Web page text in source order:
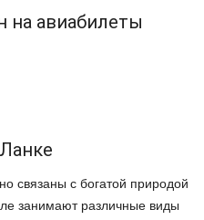
на авиабилеты
связаны с богатой природой
занимают различные виды